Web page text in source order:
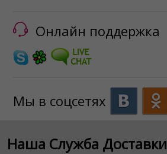
Онлайн поддержка
Мы в соцсетях
Наша Служба Доставки